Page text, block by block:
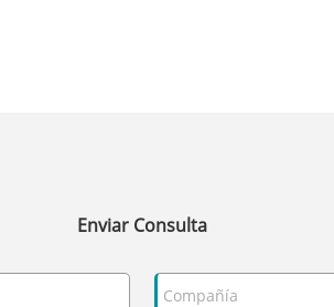
Enviar Consulta